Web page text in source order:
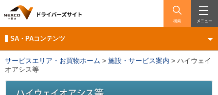
検索 メニュー
SA・PAコンテンツ
サービスエリア・お買物ホーム > 施設・サービス案内 > ハイウェイ
オアシス等